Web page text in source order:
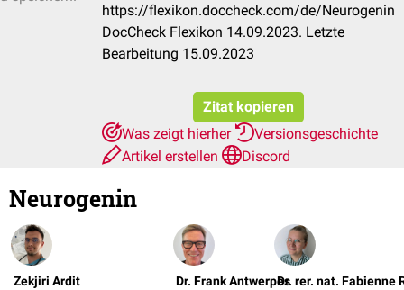
https://flexikon.doccheck.com/de/Neurogenin
DocCheck Flexikon 14.09.2023. Letzte
Bearbeitung 15.09.2023
Zitat kopieren
Was zeigt hierher
Versionsgeschichte
Artikel erstellen
Discord
Neurogenin
Zekjiri Ardit Dr. Frank AntwerpesDr. rer. nat. Fabienne